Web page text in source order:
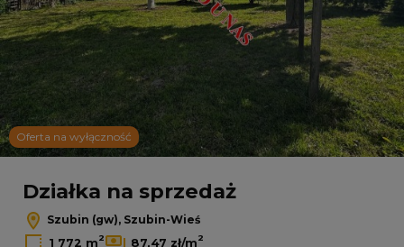
Oferta na wyłączność
Działka na sprzedaż
Szubin (gw), Szubin-Wieś
1 772 m2 87,47 zł/m2